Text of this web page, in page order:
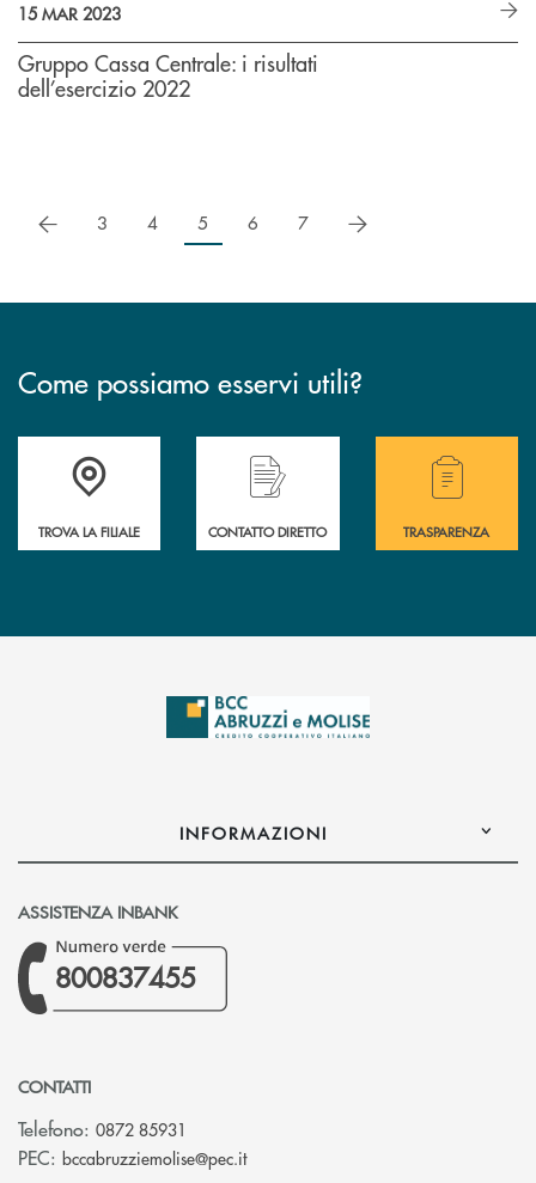
15 MAR 2023
Gruppo Cassa Centrale: i risultati
dell’esercizio 2022
precedente
3 4 5 6 7 successivo
Come possiamo esservi utili?
Accedi all' elenco completo delle filiali .
TROVA LA FILIALE CONTATTO DIRETTO
Hai bisogno di
TRASPARENZA
INFORMAZIONI
ASSISTENZA INBANK
800837455
CONTATTI
Telefono: 0872 85931
PEC: bccabruzziemolise@pec.it(si apre l’app di posta elettronica)